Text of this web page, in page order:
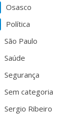
Osasco
Política
São Paulo
Saúde
Segurança
Sem categoria
Sergio Ribeiro